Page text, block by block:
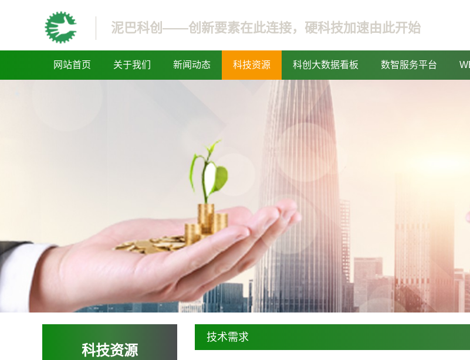
泥巴科创——创新要素在此连接，硬科技加速由此开始
网站首页 关于我们 新闻动态 科技资源 科创大数据看板 数智服务平台
科技资源
技术需求